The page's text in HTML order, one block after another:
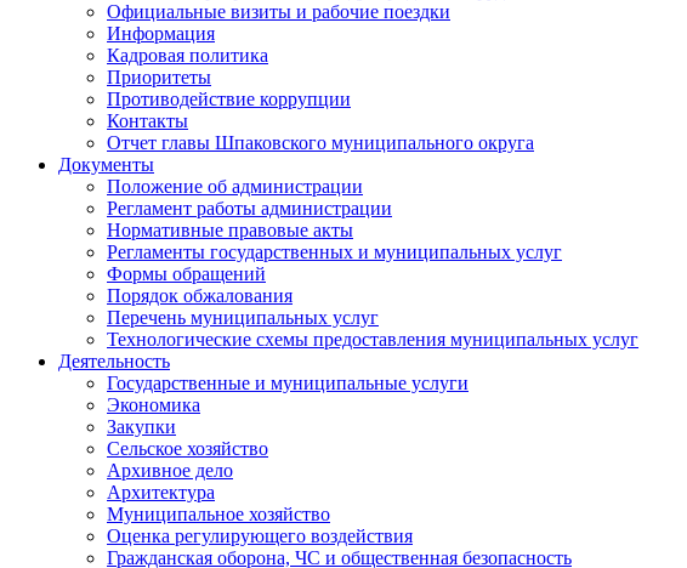
Официальные визиты и рабочие поездки
Информация
Кадровая политика
Приоритеты
Противодействие коррупции
Контакты
Отчет главы Шпаковского муниципального округа
Документы
Положение об администрации
Регламент работы администрации
Нормативные правовые акты
Регламенты государственных и муниципальных услуг
Формы обращений
Порядок обжалования
Перечень муниципальных услуг
Технологические схемы предоставления муниципальных услуг
Деятельность
Государственные и муниципальные услуги
Экономика
Закупки
Сельское хозяйство
Архивное дело
Архитектура
Муниципальное хозяйство
Оценка регулирующего воздействия
Гражданская оборона, ЧС и общественная безопасность